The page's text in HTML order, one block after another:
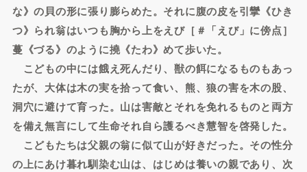
な》の貝の形に張り膨らめた。それに腹の皮を引攣《ひき
つ》られ翁はいつも胸から上をえび［＃「えび」に傍点］
蔓《づる》のように撓《たわ》めて歩いた。
こどもの中には餓え死んだり、獣の餌になるものもあっ
たが、大体は木の実を拾って食い、熊、狼の害を木の股、
洞穴に避けて育った。山は害敵とそれを免れるものと両方
を備え無言にして生命それ自ら護るべき慧智を啓発した。
こどもたちは父親の翁に似て山が好きだった。その性分
の上にあけ暮れ馴染む山は、はじめは養いの親であり、次